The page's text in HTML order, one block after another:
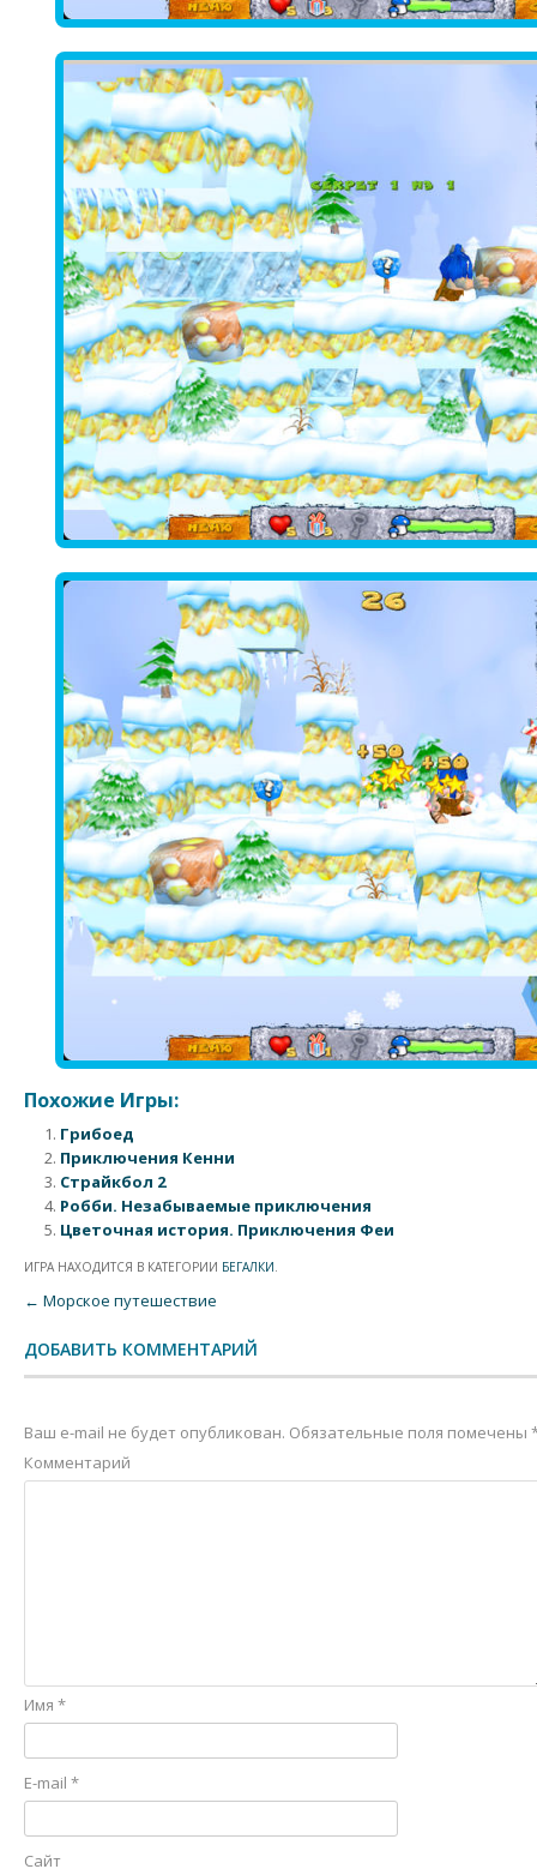
Похожие Игры:
Грибоед
Приключения Кенни
Страйкбол 2
Робби. Незабываемые приключения
Цветочная история. Приключения Феи
ИГРА НАХОДИТСЯ В КАТЕГОРИИ БЕГАЛКИ.
Post navigation
← Морское путешествие
ДОБАВИТЬ КОММЕНТАРИЙ
Ваш e-mail не будет опубликован. Обязательные поля помечены
Комментарий
Имя *
E-mail *
Сайт